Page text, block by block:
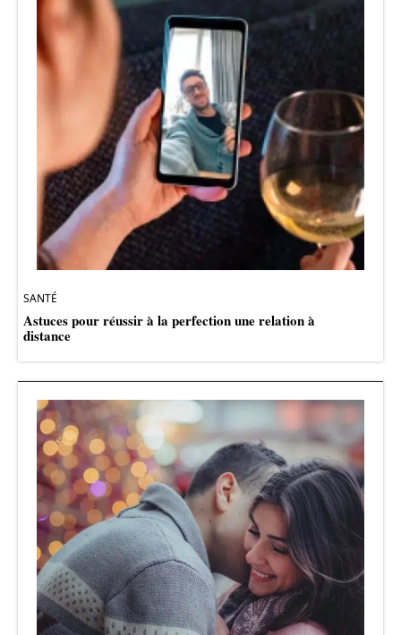
SANTÉ
Astuces pour réussir à la perfection une relation à
distance